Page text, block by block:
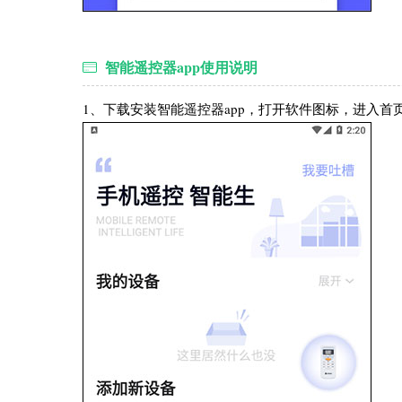
智能遥控器app使用说明
1、下载安装智能遥控器app，打开软件图标，进入首